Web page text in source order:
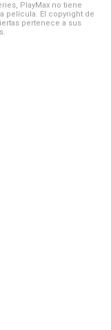
PlayMax no tiene
película. El copyright de
pertenece a sus